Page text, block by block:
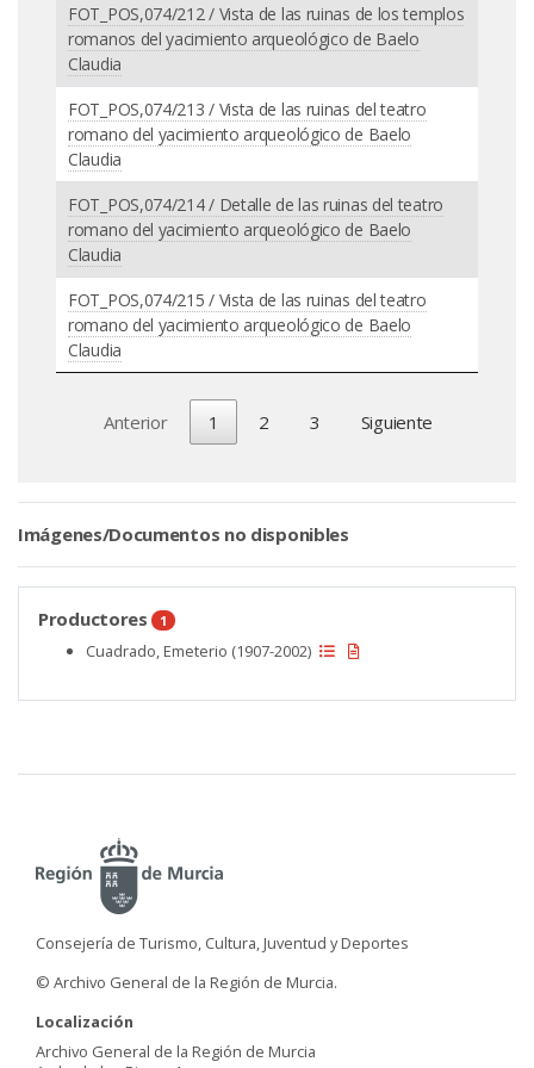
FOT_POS,074/212 / Vista de las ruinas de los templos
romanos del yacimiento arqueológico de Baelo
Claudia
FOT_POS,074/213 / Vista de las ruinas del teatro
romano del yacimiento arqueológico de Baelo
Claudia
FOT_POS,074/214 / Detalle de las ruinas del teatro
romano del yacimiento arqueológico de Baelo
Claudia
FOT_POS,074/215 / Vista de las ruinas del teatro
romano del yacimiento arqueológico de Baelo
Claudia
Anterior 1 2 3 Siguiente
Imágenes/Documentos no disponibles
Productores 1
Cuadrado, Emeterio (1907-2002)
Consejería de Turismo, Cultura, Juventud y Deportes
© Archivo General de la Región de Murcia.
Localización
Archivo General de la Región de Murcia